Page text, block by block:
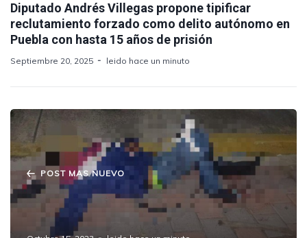
Diputado Andrés Villegas propone tipificar
reclutamiento forzado como delito autónomo en
Puebla con hasta 15 años de prisión
Septiembre 20, 2025 leido hace un minuto
POST MAS NUEVO
"Terror y Violencia en Amozoc de Mota:
Ataque Armado Deja Tres Personas Heridas"